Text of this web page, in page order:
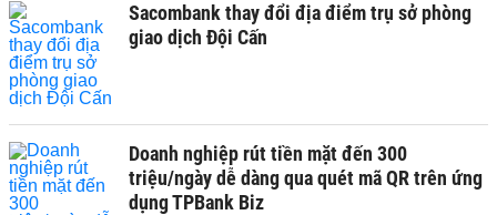
Sacombank thay đổi địa điểm trụ sở phòng
giao dịch Đội Cấn
Doanh nghiệp rút tiền mặt đến 300
triệu/ngày dễ dàng qua quét mã QR trên ứng
dụng TPBank Biz